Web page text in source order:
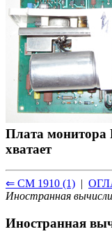
Плата монитора
хватает
⇐ CM 1910 (1) |
Иностранная
Иностранная